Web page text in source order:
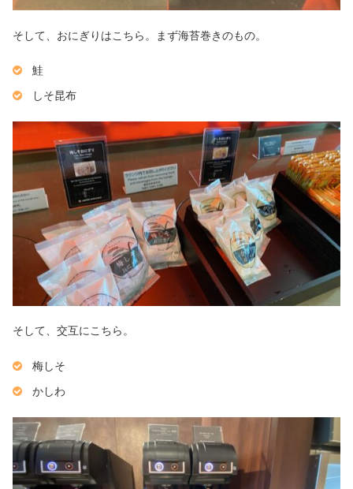
そして、おにぎりはこちら。まず海苔巻きのもの。
鮭
しそ昆布
そして、交互にこちら。
梅しそ
かしわ